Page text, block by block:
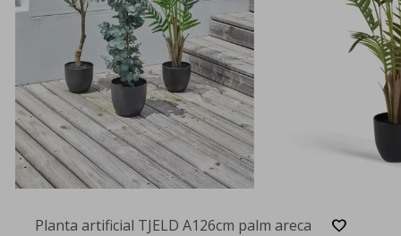
Planta artificial TJELD A126cm palm areca